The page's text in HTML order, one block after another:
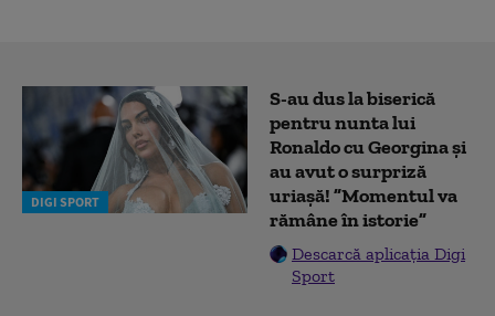
DIGI SPORT
S-au dus la biserică
pentru nunta lui
Ronaldo cu Georgina și
au avut o surpriză
uriașă! ”Momentul va
rămâne în istorie”
Descarcă aplicația Digi
Sport